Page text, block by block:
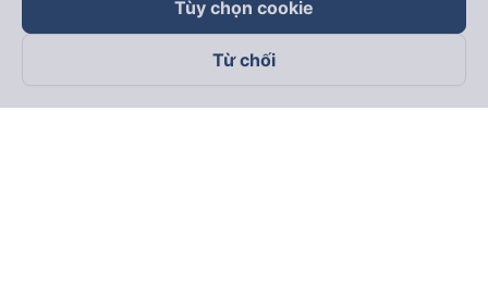
Tùy chọn cookie
Từ chối